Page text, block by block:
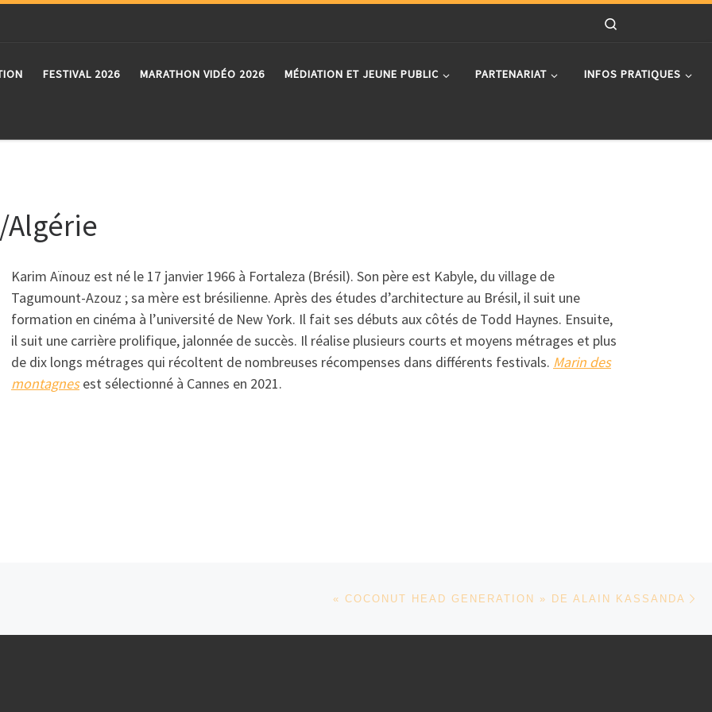
FESTIVAL 2026 MARATHON VIDÉO 2026 MÉDIATION ET JEUNE PUBLIC PARTENARIAT INFOS PRATIQUES
Algérie
Karim Aïnouz est né le 17 janvier 1966 à Fortaleza (Brésil). Son père est Kabyle, du village de
Tagumount-Azouz ; sa mère est brésilienne. Après des études d’architecture au Brésil, il suit une
formation en cinéma à l’université de New York. Il fait ses débuts aux côtés de Todd Haynes. Ensuite,
il suit une carrière prolifique, jalonnée de succès. Il réalise plusieurs courts et moyens métrages et plus
de dix longs métrages qui récoltent de nombreuses récompenses dans différents festivals. Marin des
montagnesest sélectionné à Cannes en 2021.
« COCONUT HEAD GENERATION » DE ALAIN KASSANDA